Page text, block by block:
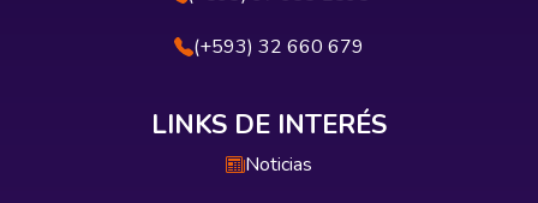
(+593) 32 660 679
LINKS DE INTERÉS
Noticias